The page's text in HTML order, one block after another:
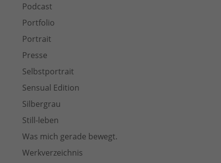
Podcast
Portfolio
Portrait
Presse
Selbstportrait
Sensual Edition
Silbergrau
Still-leben
Was mich gerade bewegt.
Werkverzeichnis